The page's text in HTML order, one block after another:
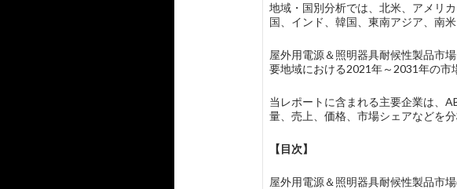
地域・国別分析では、北米、アメリ
国、インド、韓国、東南アジア、南
屋外用電源＆照明器具耐候性製品市
要地域における2021年～2031年の市
当レポートに含まれる主要企業は、
量、売上、価格、市場シェアなどを分
【目次】
屋外用電源＆照明器具耐候性製品市